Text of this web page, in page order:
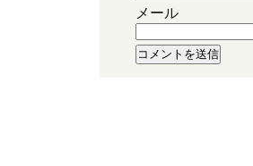
メール